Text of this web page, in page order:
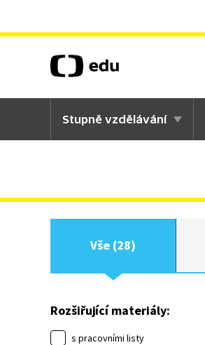
Stupně vzdělávání
Vše (28)
Rozšiřující materiály:
s pracovními listy